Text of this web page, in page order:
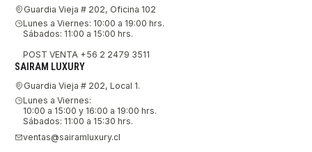
Guardia Vieja # 202, Oficina 102
Lunes a Viernes: 10:00 a 19:00 hrs.
Sábados: 11:00 a 15:00 hrs.
POST VENTA +56 2 2479 3511
SAIRAM LUXURY
Guardia Vieja # 202, Local 1.
Lunes a Viernes:
10:00 a 15:00 y 16:00 a 19:00 hrs.
Sábados: 11:00 a 15:30 hrs.
ventas@sairamluxury.cl